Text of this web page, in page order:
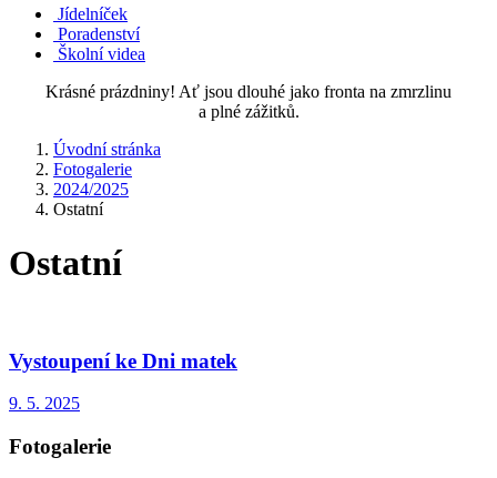
Jídelníček
Poradenství
Školní videa
Krásné prázdniny! Ať jsou dlouhé jako fronta na zmrzlinu
a plné zážitků.
Úvodní stránka
Fotogalerie
2024/2025
Ostatní
Ostatní
Vystoupení ke Dni matek
9. 5. 2025
Fotogalerie